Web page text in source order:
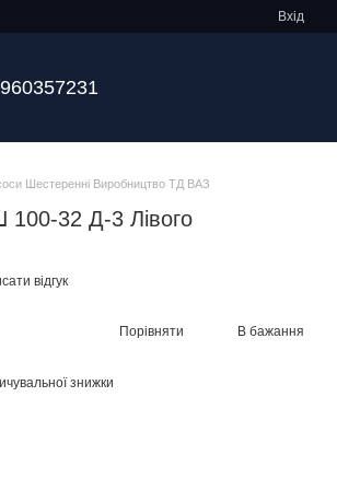
Вхід
Шестеренні Виробництво ТД ВАЗ
32 Д-3 Лівого
відгук
Порівняти В бажання
знижки